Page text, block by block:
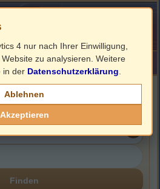
Finden
4 nur nach Ihrer Einwilligung,
zu analysieren. Weitere
in der Datenschutzerklärung
Ablehnen
Akzeptieren